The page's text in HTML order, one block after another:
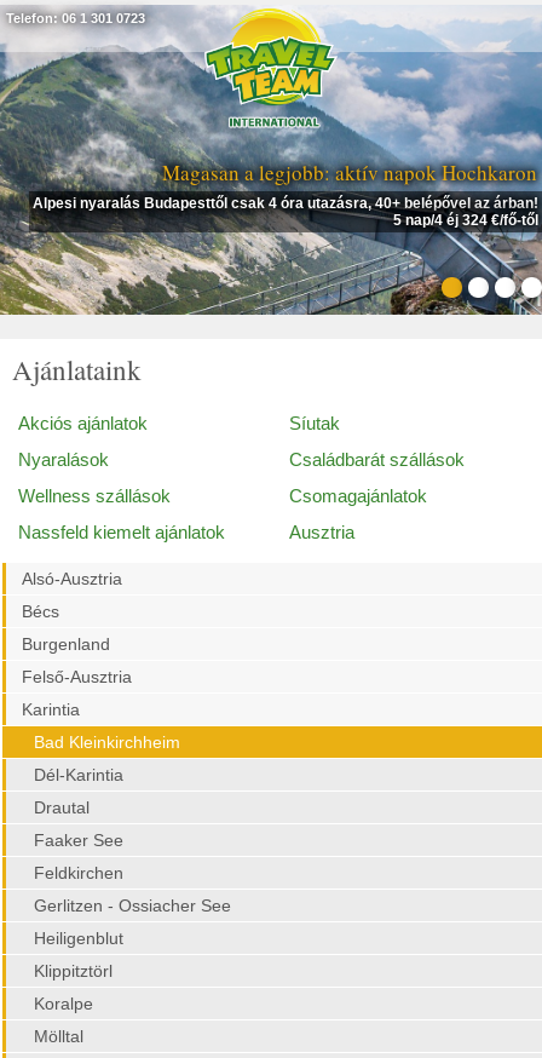
Magasan a legjobb: aktív napok Hochkaron
Alpesi nyaralás Budapesttől csak 4 óra utazásra, 40+ belépővel az árban!
5 nap/4 éj 324 €/fő-től
Telefon: 06 1 301 0723
Ajánlataink
Akciós ajánlatok
Síutak
Nyaralások
Családbarát szállások
Wellness szállások
Csomagajánlatok
Nassfeld kiemelt ajánlatok
Ausztria
Alsó-Ausztria
Bécs
Burgenland
Felső-Ausztria
Karintia
Bad Kleinkirchheim
Dél-Karintia
Drautal
Faaker See
Feldkirchen
Gerlitzen - Ossiacher See
Heiligenblut
Klippitztörl
Koralpe
Mölltal